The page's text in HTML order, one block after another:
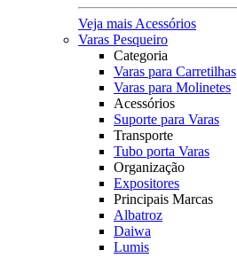
Veja mais Acessórios
Varas Pesqueiro
Categoria
Varas para Carretilhas
Varas para Molinetes
Acessórios
Suporte para Varas
Transporte
Tubo porta Varas
Organização
Expositores
Principais Marcas
Albatroz
Daiwa
Lumis